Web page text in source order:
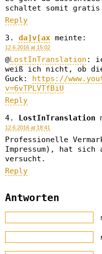
schaltet somit gratis
Reply
da]v[ax meinte:
12.6.2016 at 15:02
@LostInTranslation :
weiß ich nicht, ob
Guck: https://
v=6vTPLVTfBiU
Reply
LostInTranslation
12.6.2016 at 18:41
Professionelle
Impressum), hat sich
versucht.
Reply
Antworten